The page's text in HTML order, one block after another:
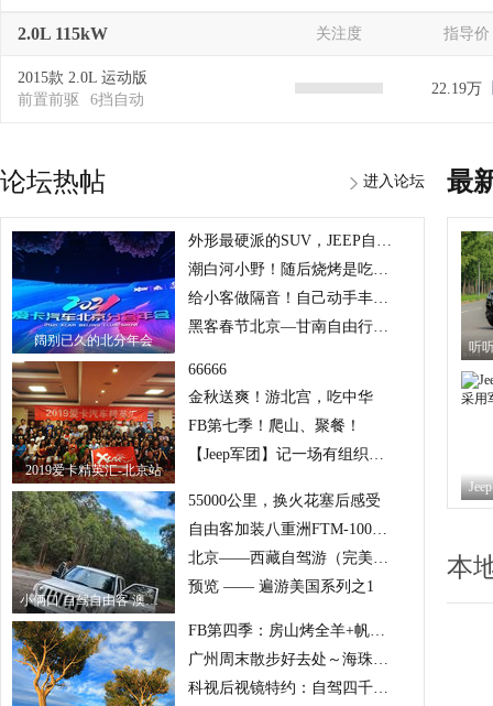
2.0L 115kW 关注度 指导价
2015款 2.0L 运动版
前置前驱
6挡自动
22.19万
论坛热帖 进入论坛
阔别已久的北分年会
外形最硬派的SUV，JEEP自由客一记小保养。
潮白河小野！随后烧烤是吃到嗨！
给小客做隔音！自己动手丰衣足食
黑客春节北京—甘南自由行（自由客）
2019爱卡精英汇-北京站
66666
金秋送爽！游北宫，吃中华
FB第七季！爬山、聚餐！
【Jeep军团】记一场有组织有预谋的吃肉聚会~~
小俩口 自驾自由客 澳大利亚 9天8晚蜜月游
55000公里，换火花塞后感受
自由客加装八重洲FTM-100DR车载电台
北京——西藏自驾游（完美的计划，不完美的旅行）
预览 —— 遍游美国系列之1
FB第四季：房山烤全羊+帆船体验
广州周末散步好去处～海珠湖公园
科视后视镜特约：自驾四千里 醉美武夷山！
最
本